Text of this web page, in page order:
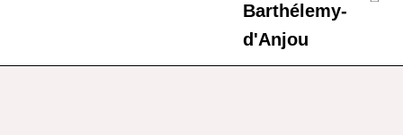
Barthélemy-
d'Anjou